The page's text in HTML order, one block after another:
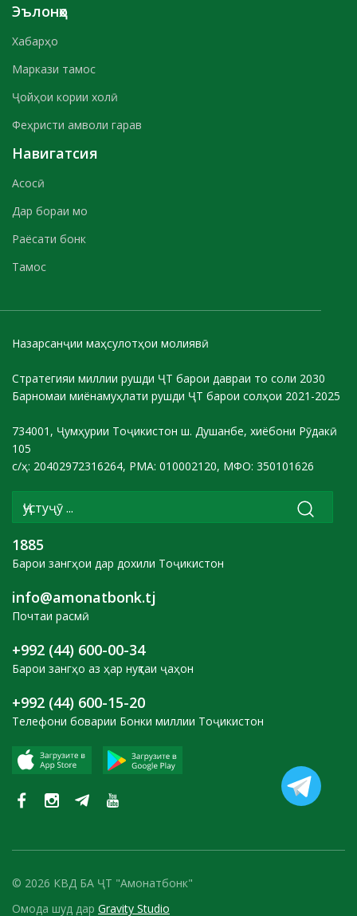
Эълонҳо
Хабарҳо
Маркази тамос
Ҷойҳои кории холӣ
Феҳристи амволи гарав
Навигатсия
Асосӣ
Дар бораи мо
Раёсати бонк
Тамос
Назарсанҷии маҳсулотҳои молиявӣ
Стратегияи миллии рушди ҶТ барои давраи то соли 2030
Барномаи миёнамуҳлати рушди ҶТ барои солҳои 2021-2025
734001, Ҷумҳурии Тоҷикистон ш. Душанбе, хиёбони Рӯдакӣ
105
с/ҳ: 20402972316264, РМА: 010002120, МФО: 350101626
1885
Барои зангҳои дар дохили Тоҷикистон
info@amonatbonk.tj
Почтаи расмӣ
+992 (44) 600-00-34
Барои зангҳо аз ҳар нуқтаи ҷаҳон
+992 (44) 600-15-20
Телефони боварии Бонки миллии Тоҷикистон
© 2026 КВД БА ҶТ "Амонатбонк"
Омода шуд дар Gravity Studio